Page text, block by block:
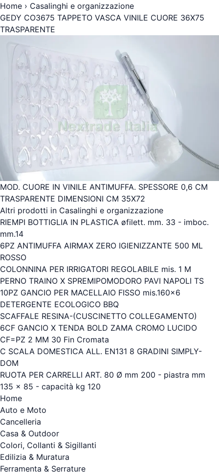
Home › Casalinghi e organizzazione
GEDY CO3675 TAPPETO VASCA VINILE CUORE 36X75
TRASPARENTE
MOD. CUORE IN VINILE ANTIMUFFA. SPESSORE 0,6 CM
TRASPARENTE DIMENSIONI CM 35X72
Altri prodotti in Casalinghi e organizzazione
RIEMPI BOTTIGLIA IN PLASTICA øfilett. mm. 33 - imboc.
mm.14
6PZ ANTIMUFFA AIRMAX ZERO IGIENIZZANTE 500 ML
ROSSO
COLONNINA PER IRRIGATORI REGOLABILE mis. 1 M
PERNO TRAINO X SPREMIPOMODORO PAVI NAPOLI TS
10PZ GANCIO PER MACELLAIO FISSO mis.160x6
DETERGENTE ECOLOGICO BBQ
SCAFFALE RESINA-(CUSCINETTO COLLEGAMENTO)
6CF GANCIO X TENDA BOLD ZAMA CROMO LUCIDO
CF=PZ 2 MM 30 Fin Cromata
C SCALA DOMESTICA ALL. EN131 8 GRADINI SIMPLY-
DOM
RUOTA PER CARRELLI ART. 80 Ø mm 200 - piastra mm
135 x 85 - capacità kg 120
Home
Auto e Moto
Cancelleria
Casa & Outdoor
Colori, Collanti & Sigillanti
Edilizia & Muratura
Ferramenta & Serrature